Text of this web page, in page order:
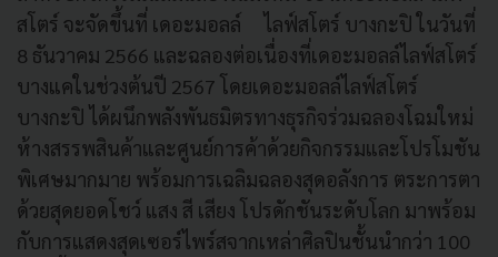
สโตร์ จะจัดขึ้นที่ เดอะมอลล์ ไลฟ์สโตร์ บางกะปิ ในวันที่
8 ธันวาคม 2566 และฉลองต่อเนื่องที่เดอะมอลล์ไลฟ์สโตร์
บางแคในช่วงต้นปี 2567 โดยเดอะมอลล์ไลฟ์สโตร์
บางกะปิ ได้ผนึกพลังพันธมิตรทางธุรกิจร่วมฉลองโฉมใหม่
ห้างสรรพสินค้าและศูนย์การค้าด้วยกิจกรรมและโปรโมชัน
พิเศษมากมาย พร้อมการเฉลิมฉลองสุดอลังการ ตระการตา
ด้วยสุดยอดโชว์ แสง สี เสียง โปรดักชันระดับโลก มาพร้อม
กับการแสดงสุดเซอร์ไพร์สจากเหล่าศิลปินชั้นนำกว่า 100